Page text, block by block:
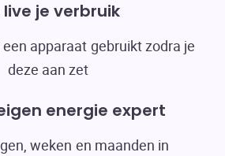
live je verbruik
apparaat gebruikt zodra je
deze aan zet
energie expert
weken en maanden in